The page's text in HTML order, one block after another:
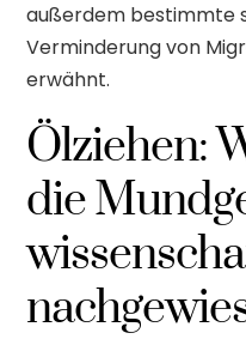
außerdem bestimmte
Verminderung von
erwähnt.
Ölziehen:
die